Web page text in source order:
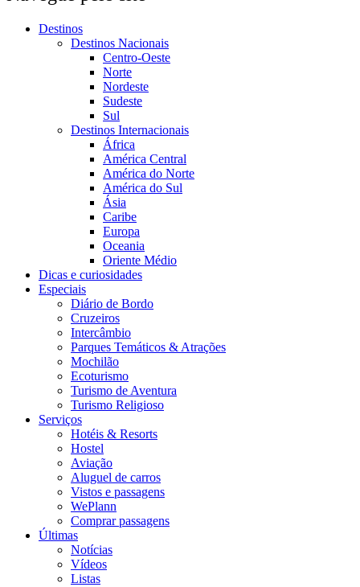
Destinos
Destinos Nacionais
Centro-Oeste
Norte
Nordeste
Sudeste
Sul
Destinos Internacionais
África
América Central
América do Norte
América do Sul
Ásia
Caribe
Europa
Oceania
Oriente Médio
Dicas e curiosidades
Especiais
Diário de Bordo
Cruzeiros
Intercâmbio
Parques Temáticos & Atrações
Mochilão
Ecoturismo
Turismo de Aventura
Turismo Religioso
Serviços
Hotéis & Resorts
Hostel
Aviação
Aluguel de carros
Vistos e passagens
WePlann
Comprar passagens
Últimas
Notícias
Vídeos
Listas